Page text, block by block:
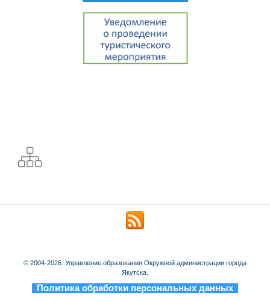
© 2004-2026. Управление образования Окружной администрации города
Якутска.
Политика обработки персональных данных